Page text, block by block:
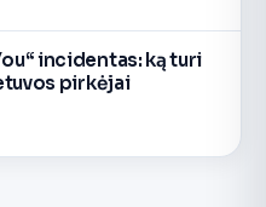
incidentas: ką turi
pirkėjai